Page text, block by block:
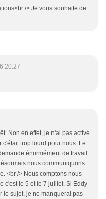
/> Je vous souhaite de
20:27
Non en effet, je n'ai pas activé
trop lourd pour nous. Le
énormément de travail
nous communiquons
<br /> Nous comptons nous
c'est le 5 et le 7 juillet. Si Eddy
le sujet, je ne manquerai pas